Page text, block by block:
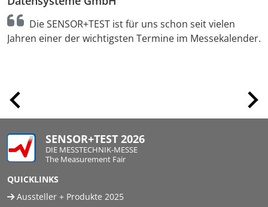
Die SENSOR+TEST ist für uns schon seit vielen
Jahren einer der wichtigsten Termine im Messekalender.
SENSOR+TEST 2026
DIE MESSTECHNIK-MESSE
The Measurement Fair
QUICKLINKS
Aussteller + Produkte 2025